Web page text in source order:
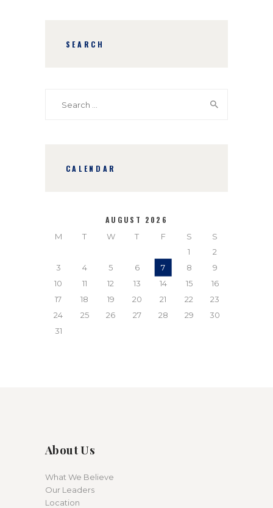
SEARCH
CALENDAR
AUGUST 2026
M T W T F S
S
1
2
3
4 5 6 7 8
9
10
11 12 13 14 15
16
17
18 19 20 21 22
23
24
25 26 27 28 29
30
31
About Us
What We Believe
Our Leaders
Location